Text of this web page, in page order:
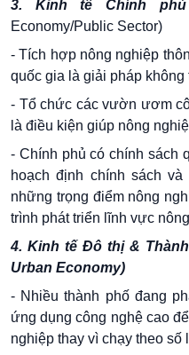
3. Kinh tế Chính
Economy/Public Sector)
- Tích hợp nông nghiệp
quốc gia là giải pháp không
- Tổ chức các vườn ươm
là điều kiện giúp nông
- Chính phủ có chính sách
hoạch định chính sách
những trọng điểm nông
trình phát triển lĩnh vực
4. Kinh tế Đô thị &
Urban Economy)
- Nhiều thành phố đang
ứng dụng công nghệ cao
nghiệp thay vì chạy theo số